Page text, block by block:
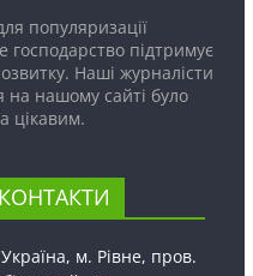
популяризації
господарство підтримує
Наші журналісти
нашому сайті було
цікавим.
КОНТАКТИ
Україна, м. Рівне, пров.